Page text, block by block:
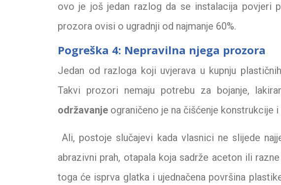
ovo je još jedan razlog da se instalacija povjeri
prozora ovisi o ugradnji od najmanje 60%.
Pogreška 4: Nepravilna njega prozora
Jedan od razloga koji uvjerava u kupnju
Takvi prozori nemaju potrebu za bojanje,
održavanje ograničeno je na čišćenje konstrukcije
Ali, postoje slučajevi kada vlasnici ne slijede
abrazivni prah, otapala koja sadrže aceton ili
toga će isprva glatka i ujednačena površina